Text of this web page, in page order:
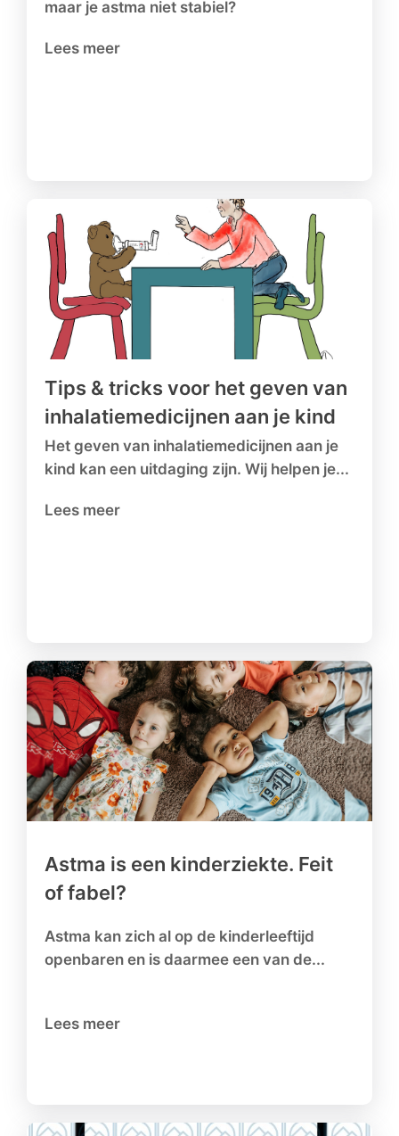
maar je astma niet stabiel?
Lees meer
Tips & tricks voor het geven van
inhalatiemedicijnen aan je kind
Het geven van inhalatiemedicijnen aan je
kind kan een uitdaging zijn. Wij helpen je...
Lees meer
Astma is een kinderziekte. Feit
of fabel?
Astma kan zich al op de kinderleeftijd
openbaren en is daarmee een van de...
Lees meer